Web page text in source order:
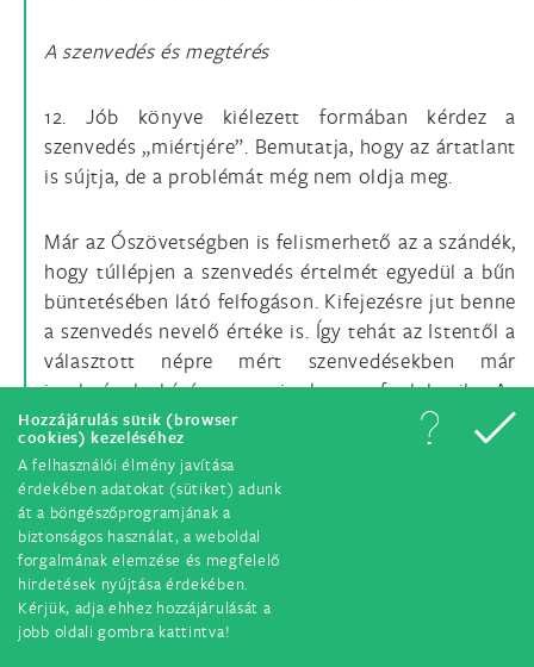
Hozzájárulás sütik (browser
cookies) kezeléséhez
A felhasználói élmény javítása
érdekében adatokat (sütiket) adunk
át a böngészőprogramjának a
biztonságos használat, a weboldal
forgalmának elemzése és megfelelő
hirdetések nyújtása érdekében.
Kérjük, adja ehhez hozzájárulását a
jobb oldali gombra kattintva!
A szenvedés és megtérés
12. Jób könyve kiélezett formában kérdez a
szenvedés „miértjére”. Bemutatja, hogy az ártatlant
is sújtja, de a problémát még nem oldja meg.
Már az Ószövetségben is felismerhető az a szándék,
hogy túllépjen a szenvedés értelmét egyedül a bűn
büntetésében látó felfogáson. Kifejezésre jut benne
a szenvedés nevelő értéke is. Így tehát az Istentől a
választott népre mért szenvedésekben már
irgalmának hívó szava is benne foglaltatik. Az
irgalom azért egyengeti az utat, hogy megtérésre
vezessen: „Ezek az üldözések népünknek nem
csupán vesztére, hanem nevelésére is szolgálnak”.
[27]
Így kerül előtérbe a büntetés személyes dimenziója.
Eszerint a büntetésnek nemcsak az az értelme,
hogy újabb rosszal fizessen a törvényszegés